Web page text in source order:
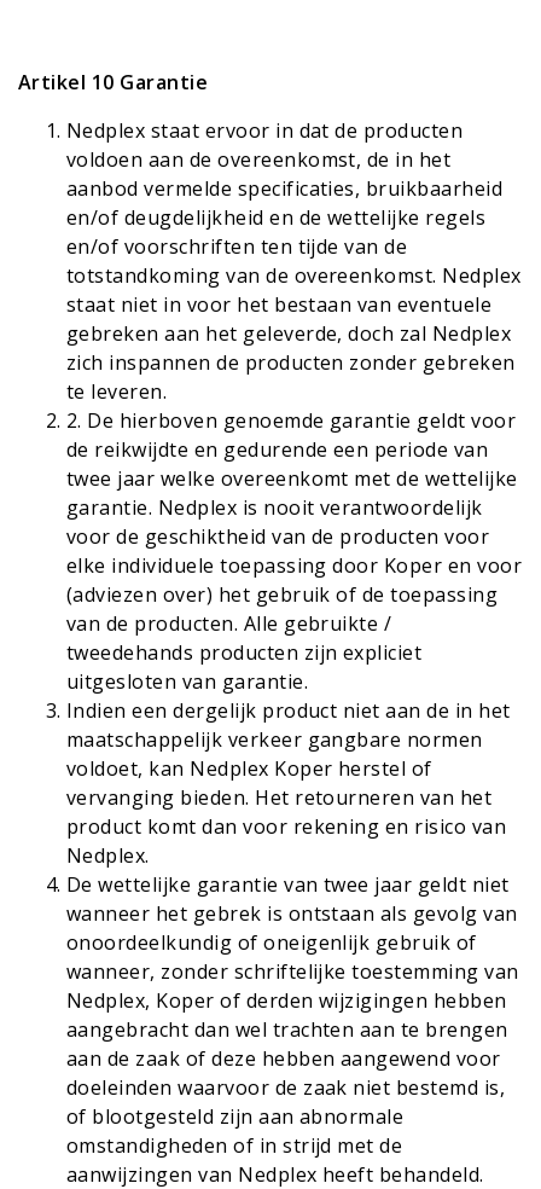
Artikel 10 Garantie
Nedplex staat ervoor in dat de producten
voldoen aan de overeenkomst, de in het
aanbod vermelde specificaties, bruikbaarheid
en/of deugdelijkheid en de wettelijke regels
en/of voorschriften ten tijde van de
totstandkoming van de overeenkomst. Nedplex
staat niet in voor het bestaan van eventuele
gebreken aan het geleverde, doch zal Nedplex
zich inspannen de producten zonder gebreken
te leveren.
2. De hierboven genoemde garantie geldt voor
de reikwijdte en gedurende een periode van
twee jaar welke overeenkomt met de wettelijke
garantie. Nedplex is nooit verantwoordelijk
voor de geschiktheid van de producten voor
elke individuele toepassing door Koper en voor
(adviezen over) het gebruik of de toepassing
van de producten. Alle gebruikte /
tweedehands producten zijn expliciet
uitgesloten van garantie.
Indien een dergelijk product niet aan de in het
maatschappelijk verkeer gangbare normen
voldoet, kan Nedplex Koper herstel of
vervanging bieden. Het retourneren van het
product komt dan voor rekening en risico van
Nedplex.
De wettelijke garantie van twee jaar geldt niet
wanneer het gebrek is ontstaan als gevolg van
onoordeelkundig of oneigenlijk gebruik of
wanneer, zonder schriftelijke toestemming van
Nedplex, Koper of derden wijzigingen hebben
aangebracht dan wel trachten aan te brengen
aan de zaak of deze hebben aangewend voor
doeleinden waarvoor de zaak niet bestemd is,
of blootgesteld zijn aan abnormale
omstandigheden of in strijd met de
aanwijzingen van Nedplex heeft behandeld.